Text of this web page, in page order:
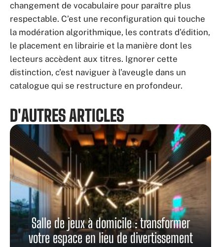
changement de vocabulaire pour paraître plus
respectable. C’est une reconfiguration qui touche
la modération algorithmique, les contrats d’édition,
le placement en librairie et la manière dont les
lecteurs accèdent aux titres. Ignorer cette
distinction, c’est naviguer à l’aveugle dans un
catalogue qui se restructure en profondeur.
D'AUTRES ARTICLES
Salle de jeux à domicile : transformer
votre espace en lieu de divertissement